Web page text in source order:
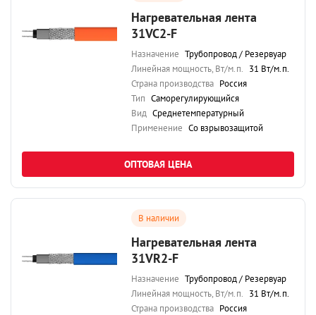
Нагревательная лента
31VC2-F
Назначение Трубопровод / Резервуар
Линейная мощность, Вт/м.п. 31 Вт/м.п.
Страна производства Россия
Тип Саморегулирующийся
Вид Среднетемпературный
Применение Со взрывозащитой
ОПТОВАЯ ЦЕНА
В наличии
Нагревательная лента
31VR2-F
Назначение Трубопровод / Резервуар
Линейная мощность, Вт/м.п. 31 Вт/м.п.
Страна производства Россия